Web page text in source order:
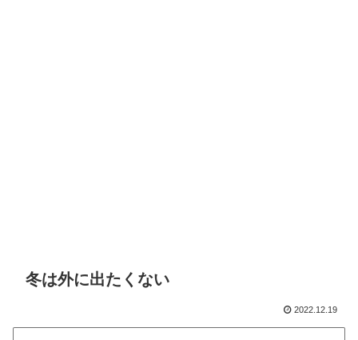
冬は外に出たくない
2022.12.19